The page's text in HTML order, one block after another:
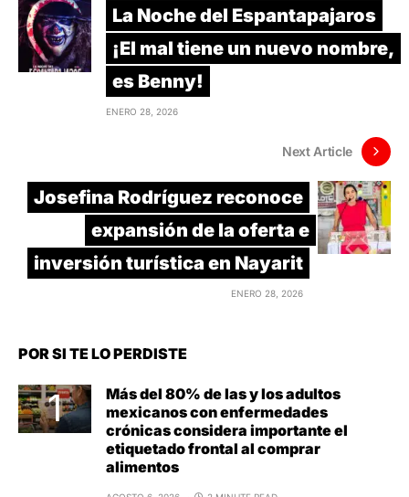
La Noche del Espantapajaros
¡El mal tiene un nuevo nombre,
es Benny!
ENERO 28, 2026
Next Article
Josefina Rodríguez reconoce
expansión de la oferta e
inversión turística en Nayarit
ENERO 28, 2026
POR SI TE LO PERDISTE
Más del 80% de las y los adultos
mexicanos con enfermedades
crónicas considera importante el
etiquetado frontal al comprar
alimentos